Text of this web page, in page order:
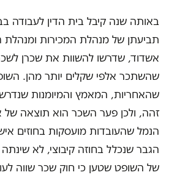
באותה שנה קיבל בית הדין לעבודה
תביעתן של מנהלת המכירות ומנהלת
אשדוד, שדרשו להשוות את שכרן
שהשתכר אלפי שקלים יותר מהן.
שהאחריות, המאמץ והמיומנות
זהה, ולכן פער השכר הוא תוצאה של
הנמל שהעובדות מועסקות בחוזים
הגבר שנכלל בחוזה קיבוצי, לא
של השופט שטען כי חוק שכר שווה